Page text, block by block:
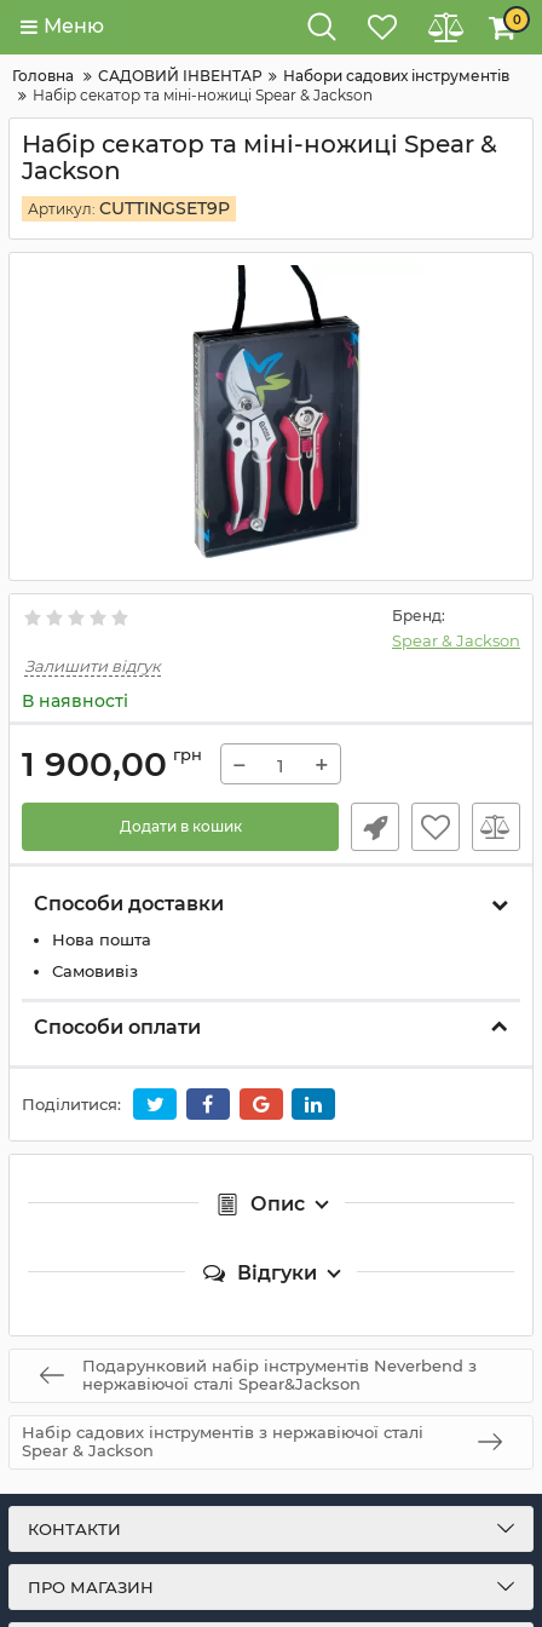
Меню 0
Головна САДОВИЙ ІНВЕНТАР
Набори садових інструментів
Набір секатор та міні-ножиці Spear & Jackson
Набір секатор та міні-ножиці Spear &
Jackson
Артикул: CUTTINGSET9P
Бренд:
Spear & Jackson
Залишити відгук
В наявності
1 900,00 грн − +
Додати в кошик
Способи доставки
Нова пошта
Самовивіз
Способи оплати
Поділитися:
Опис
Відгуки
Подарунковий набір інструментів Neverbend з
нержавіючої сталі Spear&Jackson
Набір садових інструментів з нержавіючої сталі
Spear & Jackson
КОНТАКТИ
ПРО МАГАЗИН